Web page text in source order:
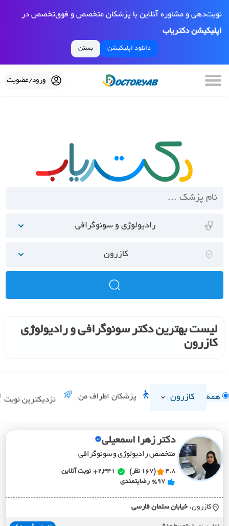
نوبت‌دهی و مشاوره آنلاین با پزشکان متخصص و فوق‌تخصص در
اپلیکیشن دکتریاب
دانلود اپلیکیشن بستن
ورود/عضویت
رادیولوژی و سونوگرافی
کازرون
لیست بهترین دکتر سونوگرافی و رادیولوژی
کازرون
همه کازرون پزشکان اطراف من نزدیکترین نوبت
دکتر زهرا اسمعیلی
متخصص رادیولوژی و سونوگرافی
4.8 (167 نظر) 2,341+
نوبت آنلاین
%97 رضایتمندی
کازرون، خيابان سلمان فارسي